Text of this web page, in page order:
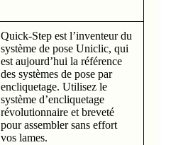
Quick-Step est l’inventeur du
système de pose Uniclic, qui
est aujourd’hui la référence
des systèmes de pose par
encliquetage. Utilisez le
système d’encliquetage
révolutionnaire et breveté
pour assembler sans effort
vos lames.